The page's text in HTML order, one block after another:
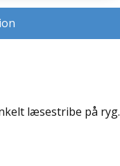
læsestribe på ryg.